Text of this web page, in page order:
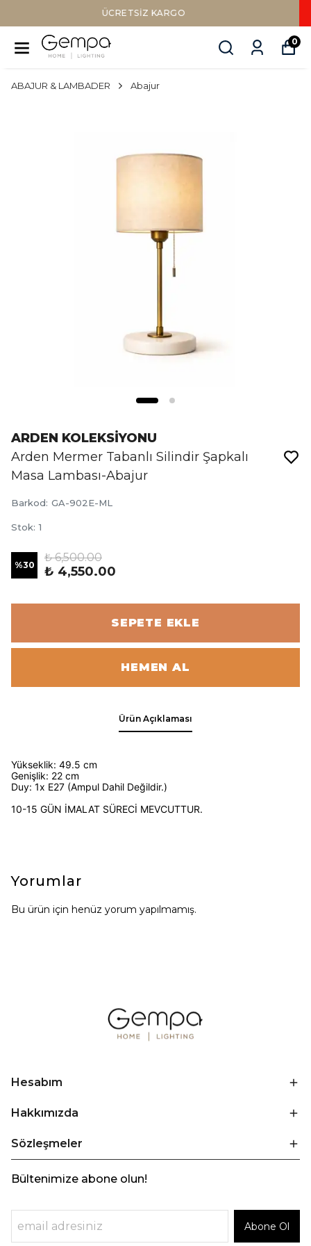
Sepette Nakit Ödemede Ek %10
0
ABAJUR & LAMBADER Abajur
ARDEN KOLEKSİYONU
Arden Mermer Tabanlı Silindir Şapkalı
Masa Lambası-Abajur
Barkod: GA-902E-ML
Stok: 1
%30
₺ 6,500.00
₺ 4,550.00
SEPETE EKLE
HEMEN AL
Ürün Açıklaması
Yükseklik: 49.5 cm
Genişlik: 22 cm
Duy: 1x E27 (Ampul Dahil Değildir.)
10-15 GÜN İMALAT SÜRECİ MEVCUTTUR.
Yorumlar
Bu ürün için henüz yorum yapılmamış.
Hesabım
Hakkımızda
Sözleşmeler
Bültenimize abone olun!
Abone Ol